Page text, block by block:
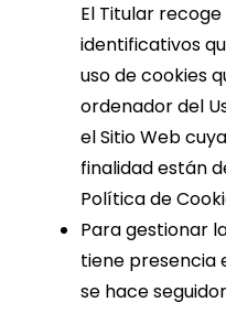
El Titular
identificativos
uso de cookies
ordenador del
el Sitio Web
finalidad están
Política de
Para gestionar
tiene presencia
se hace